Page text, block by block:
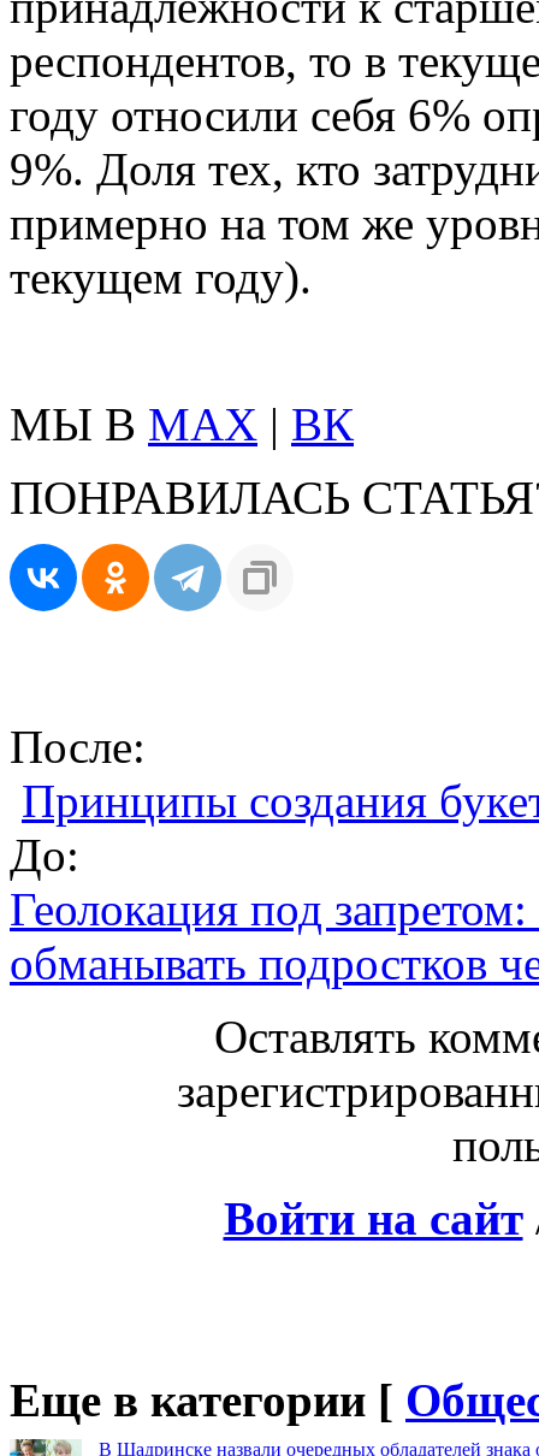
респондентов, то в
году относили себя 6%
9%. Доля тех, кто
примерно на том же
текущем году).
МЫ В MAX | ВК
ПОНРАВИЛАСЬ
После:
Принципы создания
До:
Геолокация под
обманывать подростков
Оставлять
Войти на сайт
Еще в категории [
В Шадринске назвали очередных обладателей знака